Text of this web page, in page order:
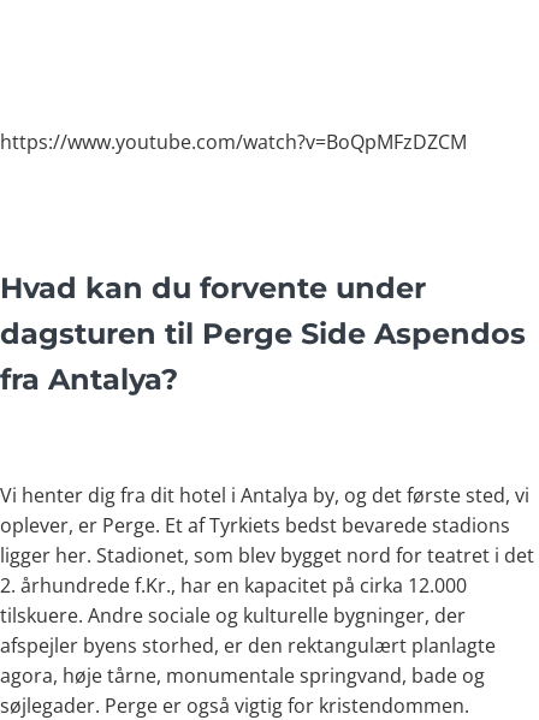
https://www.youtube.com/watch?v=BoQpMFzDZCM
Hvad kan du forvente under
dagsturen til Perge Side Aspendos
fra Antalya?
Vi henter dig fra dit hotel i Antalya by, og det første sted, vi
oplever, er Perge. Et af Tyrkiets bedst bevarede stadions
ligger her. Stadionet, som blev bygget nord for teatret i det
2. århundrede f.Kr., har en kapacitet på cirka 12.000
tilskuere. Andre sociale og kulturelle bygninger, der
afspejler byens storhed, er den rektangulært planlagte
agora, høje tårne, monumentale springvand, bade og
søjlegader. Perge er også vigtig for kristendommen.